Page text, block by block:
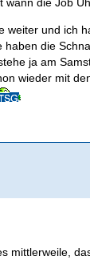
weiter und ich
die
ja am
wieder mit
mittlerweile,